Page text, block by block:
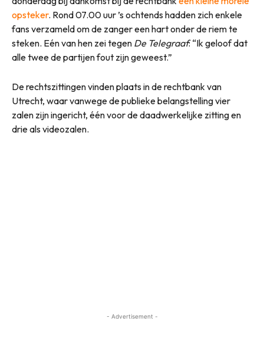
opsteker. Rond 07.00 uur ’s ochtends hadden zich enkele
fans verzameld om de zanger een hart onder de riem te
steken. Eén van hen zei tegen De Telegraaf: “Ik geloof dat
alle twee de partijen fout zijn geweest.”
De rechtszittingen vinden plaats in de rechtbank van
Utrecht, waar vanwege de publieke belangstelling vier
zalen zijn ingericht, één voor de daadwerkelijke zitting en
drie als videozalen.
- Advertisement -